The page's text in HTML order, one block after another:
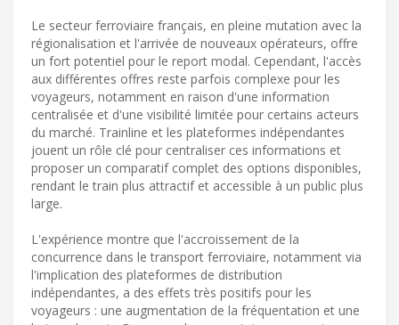
Le secteur ferroviaire français, en pleine mutation avec la
régionalisation et l'arrivée de nouveaux opérateurs, offre
un fort potentiel pour le report modal. Cependant, l'accès
aux différentes offres reste parfois complexe pour les
voyageurs, notamment en raison d'une information
centralisée et d'une visibilité limitée pour certains acteurs
du marché. Trainline et les plateformes indépendantes
jouent un rôle clé pour centraliser ces informations et
proposer un comparatif complet des options disponibles,
rendant le train plus attractif et accessible à un public plus
large.
L'expérience montre que l'accroissement de la
concurrence dans le transport ferroviaire, notamment via
l'implication des plateformes de distribution
indépendantes, a des effets très positifs pour les
voyageurs : une augmentation de la fréquentation et une